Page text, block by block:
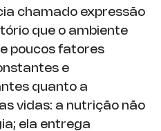
chamado expressão
que o ambiente
poucos fatores
e
quanto a
vidas: a nutrição não
ela entrega